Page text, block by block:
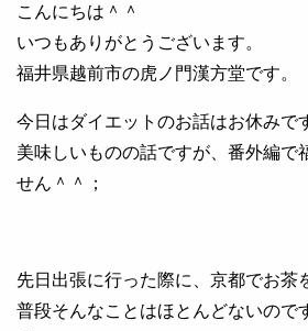
こんにちは＾＾
いつもありがとうございます。
福井県越前市の虎ノ門漢方堂です。
今日はダイエットのお話はお休みで
美味しいものの話ですが、番外編で
せん＾＾；
先日出張に行った際に、京都でお茶
普段そんなことはほとんどないので